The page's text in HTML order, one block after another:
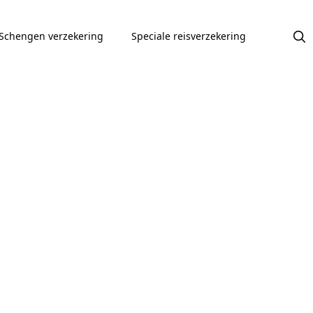
verzekering Speciale reisverzekering